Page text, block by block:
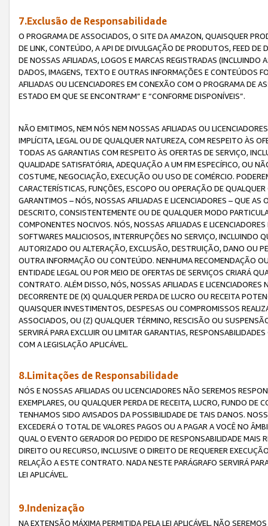
7.Exclusão de Responsabilidade
O PROGRAMA DE ASSOCIADOS, O SITE DA AMAZON, QUAISQUER
DE LINK, CONTEÚDO, A API DE DIVULGAÇÃO DE PRODUTOS, FEED
DE NOSSAS AFILIADAS, LOGOS E MARCAS REGISTRADAS
DADOS, IMAGENS, TEXTO E OUTRAS INFORMAÇÕES E CONTEÚDOS
AFILIADAS OU LICENCIADORES EM CONEXÃO COM O PROGRAMA DE
ESTADO EM QUE SE ENCONTRAM” E “CONFORME DISPONÍVEIS”.
NÃO EMITIMOS, NEM NÓS NEM NOSSAS AFILIADAS OU
IMPLÍCITA, LEGAL OU DE QUALQUER NATUREZA, COM RESPEITO ÀS
TODAS AS GARANTIAS COM RESPEITO ÀS OFERTAS DE SERVIÇO,
QUALIDADE SATISFATÓRIA, ADEQUAÇÃO A UM FIM ESPECÍFICO, OU
COSTUME, NEGOCIAÇÃO, EXECUÇÃO OU USO DE COMÉRCIO.
CARACTERÍSTICAS, FUNÇÕES, ESCOPO OU OPERAÇÃO DE
GARANTIMOS – NÓS, NOSSAS AFILIADAS E LICENCIADORES – QUE
DESCRITO, CONSISTENTEMENTE OU DE QUALQUER MODO
COMPONENTES NOCIVOS. NÓS, NOSSAS AFILIADAS E
SOFTWARES MALICIOSOS, INTERRUPÇÕES NO SERVIÇO, INCLUINDO
AUTORIZADO OU ALTERAÇÃO, EXCLUSÃO, DESTRUIÇÃO, DANO OU
OUTRA INFORMAÇÃO OU CONTEÚDO. NENHUMA RECOMENDAÇÃO
ENTIDADE LEGAL OU POR MEIO DE OFERTAS DE SERVIÇOS CRIARÁ
CONTRATO. ALÉM DISSO, NÓS, NOSSAS AFILIADAS E
DECORRENTE DE (X) QUALQUER PERDA DE LUCRO OU RECEITA
QUAISQUER INVESTIMENTOS, DESPESAS OU COMPROMISSOS
ASSOCIADOS, OU (Z) QUALQUER TÉRMINO, RESCISÃO OU
SERVIRÁ PARA EXCLUIR OU LIMITAR GARANTIAS,
COM A LEGISLAÇÃO APLICÁVEL.
8.Limitações de Responsabilidade
NÓS E NOSSAS AFILIADAS OU LICENCIADORES NÃO SEREMOS
EXEMPLARES, OU QUALQUER PERDA DE RECEITA, LUCRO, FUNDO
TENHAMOS SIDO AVISADOS DA POSSIBILIDADE DE TAIS DANOS.
EXCEDERÁ O TOTAL DE VALORES PAGOS OU A PAGAR A VOCÊ NO
QUAL O EVENTO GERADOR DO PEDIDO DE RESPONSABILIDADE
DIREITO OU RECURSO, INCLUSIVE O DIREITO DE REQUERER
RELAÇÃO A ESTE CONTRATO. NADA NESTE PARÁGRAFO SERVIRÁ
LEI APLICÁVEL.
9.Indenização
NA EXTENSÃO MÁXIMA PERMITIDA PELA LEI APLICÁVEL, NÃO